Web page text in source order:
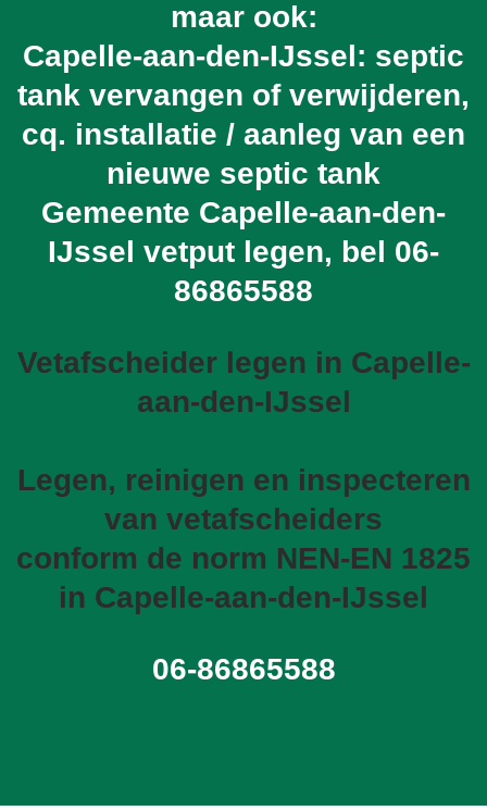
maar ook:
Capelle-aan-den-IJssel: septic
tank vervangen of verwijderen,
cq. installatie / aanleg van een
nieuwe septic tank
Gemeente Capelle-aan-den-
IJssel vetput legen, bel 06-
86865588
Vetafscheider legen in Capelle-
aan-den-IJssel
Legen, reinigen en inspecteren
van vetafscheiders
conform de norm NEN-EN 1825
in Capelle-aan-den-IJssel
06-86865588